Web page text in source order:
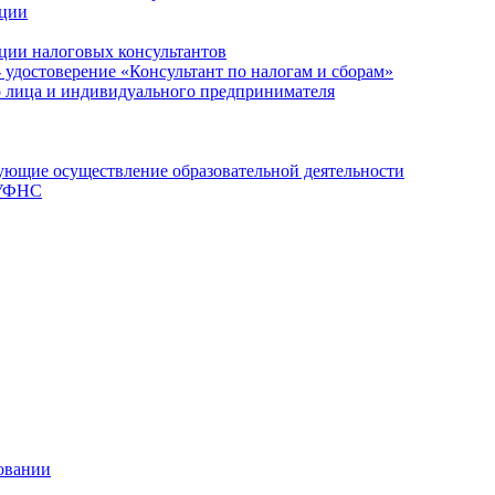
налоговых консультантов
«Консультант по налогам и сборам»
и индивидуального предпринимателя
осуществление образовательной деятельности